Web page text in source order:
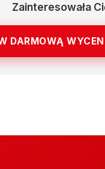
Zainteresowała
DARMOWĄ